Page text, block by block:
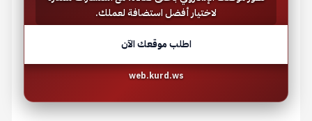
لاختيار أفضل استضافة لعملك.
اطلب موقعك الآن
web.kurd.ws